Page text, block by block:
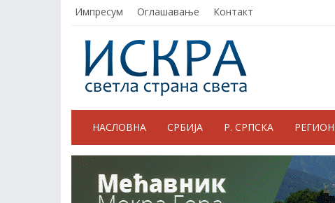
Импресум Оглашавање Контакт
НАСЛОВНА СРБИЈА Р. СРПСКА РЕГИОН